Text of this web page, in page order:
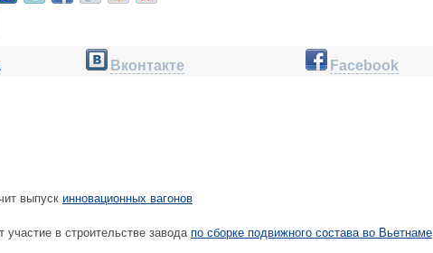
Вконтакте Facebook
выпуск инновационных вагонов
участие в строительстве завода по сборке подвижного состава во Вьетнаме